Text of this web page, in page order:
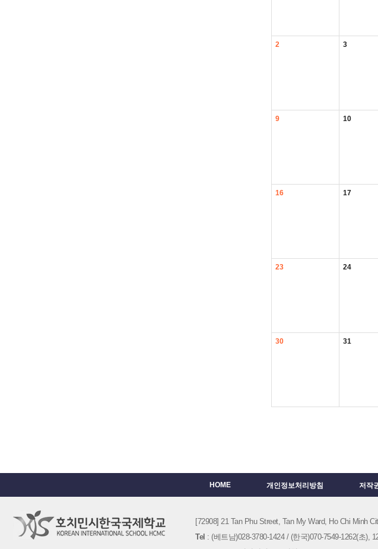
2 3
9 10
16 17
23 24
30 31
HOME 개인정보처리방침 저작
[72908] 21 Tan Phu Street, Tan My Ward, Ho Chi Minh
Tel : (베트남)028-3780-1424 / (한국)070-7549-1262(초),